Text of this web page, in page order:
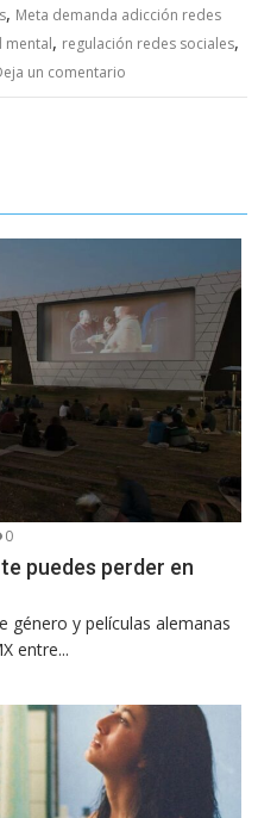
, Meta demanda adicción redes
mental, regulación redes sociales,
un comentario
0
puedes perder en
género y películas alemanas
entre...